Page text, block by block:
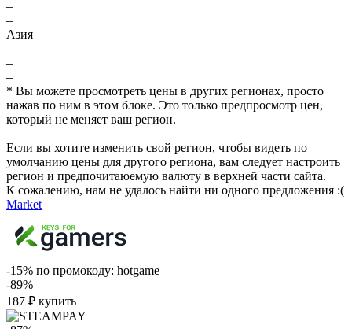
–
–
Азия
–
–
–
* Вы можете просмотреть цены в других регионах, просто
нажав по ним в этом блоке. Это только предпросмотр цен,
который не меняет ваш регион.
Если вы хотите изменить свой регион, чтобы видеть по
умолчанию цены для другого региона, вам следует настроить
регион и предпочитаюемую валюту в верхней части сайта.
К сожалению, нам не удалось найти ни одного предложения :(
Market
-15% по промокоду: hotgame
-89%
187 ₽ купить